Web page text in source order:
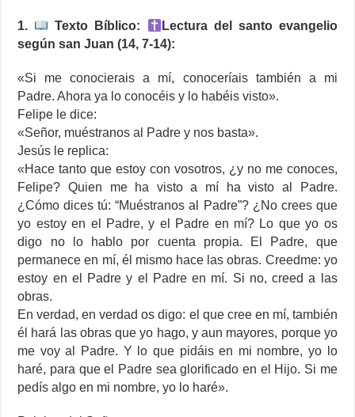
1. Texto Bíblico:
Lectura del santo evangelio
según san Juan (14, 7-14):
«Si me conocierais a mí, conoceríais también a mi
Padre. Ahora ya lo conocéis y lo habéis visto».
Felipe le dice:
«Señor, muéstranos al Padre y nos basta».
Jesús le replica:
«Hace tanto que estoy con vosotros, ¿y no me conoces,
Felipe? Quien me ha visto a mí ha visto al Padre.
¿Cómo dices tú: “Muéstranos al Padre”? ¿No crees que
yo estoy en el Padre, y el Padre en mí? Lo que yo os
digo no lo hablo por cuenta propia. El Padre, que
permanece en mí, él mismo hace las obras. Creedme: yo
estoy en el Padre y el Padre en mí. Si no, creed a las
obras.
En verdad, en verdad os digo: el que cree en mí, también
él hará las obras que yo hago, y aun mayores, porque yo
me voy al Padre. Y lo que pidáis en mi nombre, yo lo
haré, para que el Padre sea glorificado en el Hijo. Si me
pedís algo en mi nombre, yo lo haré».